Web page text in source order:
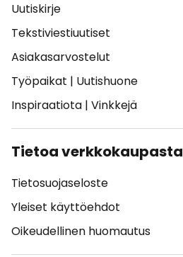
Uutiskirje
Tekstiviestiuutiset
Asiakasarvostelut
Työpaikat | Uutishuone
Inspiraatiota | Vinkkejä
Tietoa verkkokaupasta
Tietosuojaseloste
Yleiset käyttöehdot
Oikeudellinen huomautus